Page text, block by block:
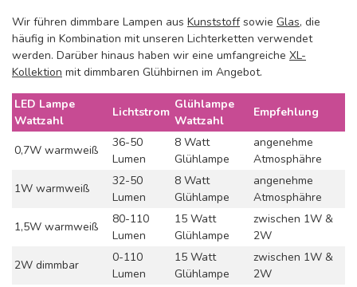
Wir führen dimmbare Lampen aus Kunststoffsowie Glas, die
häufig in Kombination mit unseren Lichterketten verwendet
werden. Darüber hinaus haben wir eine umfangreiche XL-
Kollektion mit dimmbaren Glühbirnen im Angebot.
LED Lampe
Wattzahl
Lichtstrom
Glühlampe
Wattzahl
Empfehlung
0,7W warmweiß
36-50
Lumen
8 Watt
Glühlampe
angenehme
Atmosphähre
1W warmweiß
32-50
Lumen
8 Watt
Glühlampe
angenehme
Atmosphähre
1,5W warmweiß
80-110
Lumen
15 Watt
Glühlampe
zwischen 1W &
2W
2W dimmbar
0-110
Lumen
15 Watt
Glühlampe
zwischen 1W &
2W